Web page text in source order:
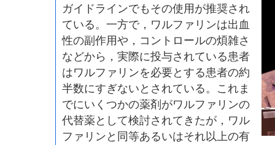
ガイドラインでもその使用が推奨され
ている。一方で，ワルファリンは出血
性の副作用や，コントロールの煩雑さ
などから，実際に投与されている患者
はワルファリンを必要とする患者の約
半数にすぎないとされている。これま
でにいくつかの薬剤がワルファリンの
代替薬として検討されてきたが，ワル
ファリンと同等あるいはそれ以上の有